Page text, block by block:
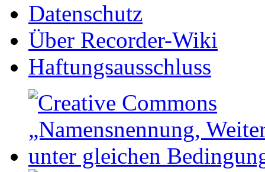
Datenschutz
Über Recorder-Wiki
Haftungsausschluss